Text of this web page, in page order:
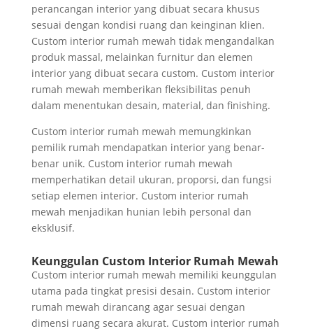
perancangan interior yang dibuat secara khusus
sesuai dengan kondisi ruang dan keinginan klien.
Custom interior rumah mewah tidak mengandalkan
produk massal, melainkan furnitur dan elemen
interior yang dibuat secara custom. Custom interior
rumah mewah memberikan fleksibilitas penuh
dalam menentukan desain, material, dan finishing.
Custom interior rumah mewah memungkinkan
pemilik rumah mendapatkan interior yang benar-
benar unik. Custom interior rumah mewah
memperhatikan detail ukuran, proporsi, dan fungsi
setiap elemen interior. Custom interior rumah
mewah menjadikan hunian lebih personal dan
eksklusif.
Keunggulan Custom Interior Rumah Mewah
Custom interior rumah mewah memiliki keunggulan
utama pada tingkat presisi desain. Custom interior
rumah mewah dirancang agar sesuai dengan
dimensi ruang secara akurat. Custom interior rumah